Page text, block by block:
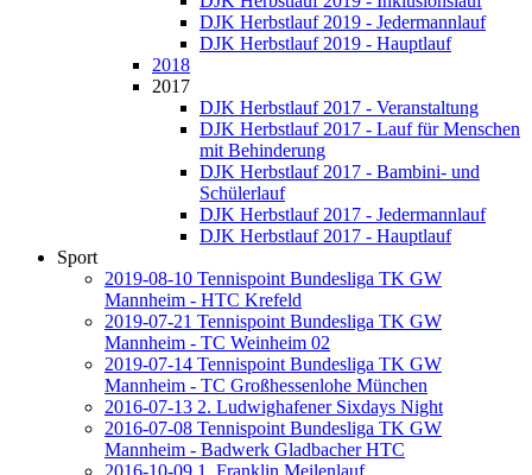
DJK Herbstlauf 2019 - Jedermannlauf
DJK Herbstlauf 2019 - Hauptlauf
2018
2017
DJK Herbstlauf 2017 - Veranstaltung
DJK Herbstlauf 2017 - Lauf für Menschen
mit Behinderung
DJK Herbstlauf 2017 - Bambini- und
Schülerlauf
DJK Herbstlauf 2017 - Jedermannlauf
DJK Herbstlauf 2017 - Hauptlauf
Sport
2019-08-10 Tennispoint Bundesliga TK GW
Mannheim - HTC Krefeld
2019-07-21 Tennispoint Bundesliga TK GW
Mannheim - TC Weinheim 02
2019-07-14 Tennispoint Bundesliga TK GW
Mannheim - TC Großhessenlohe München
2016-07-13 2. Ludwighafener Sixdays Night
2016-07-08 Tennispoint Bundesliga TK GW
Mannheim - Badwerk Gladbacher HTC
2016-10-09 1. Franklin Meilenlauf